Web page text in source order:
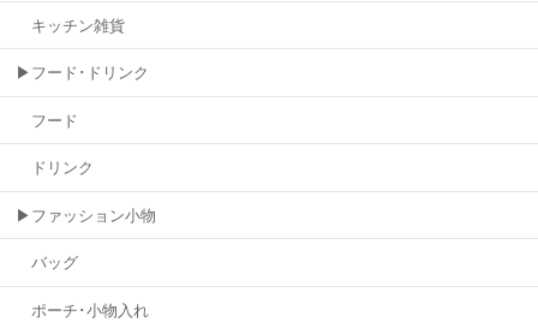
キッチン雑貨
▶フード･ドリンク
フード
ドリンク
▶ファッション小物
バッグ
ポーチ･小物入れ